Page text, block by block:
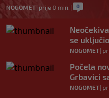
NOGOMET| prije 0 min. | 0
se
NOGOMET|
Počela
Grbavici
NOGOMET|